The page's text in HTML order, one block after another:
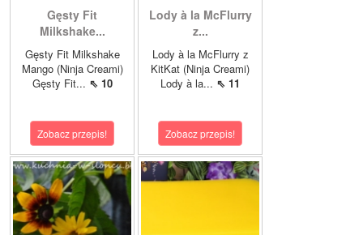
Gęsty Fit
Milkshake...
Gęsty Fit Milkshake
Mango (Ninja Creami)
Gęsty Fit... ⇖ 10
Zobacz przepis!
Lody à la McFlurry
z...
Lody à la McFlurry z
KitKat (Ninja Creami)
Lody à la... ⇖ 11
Zobacz przepis!